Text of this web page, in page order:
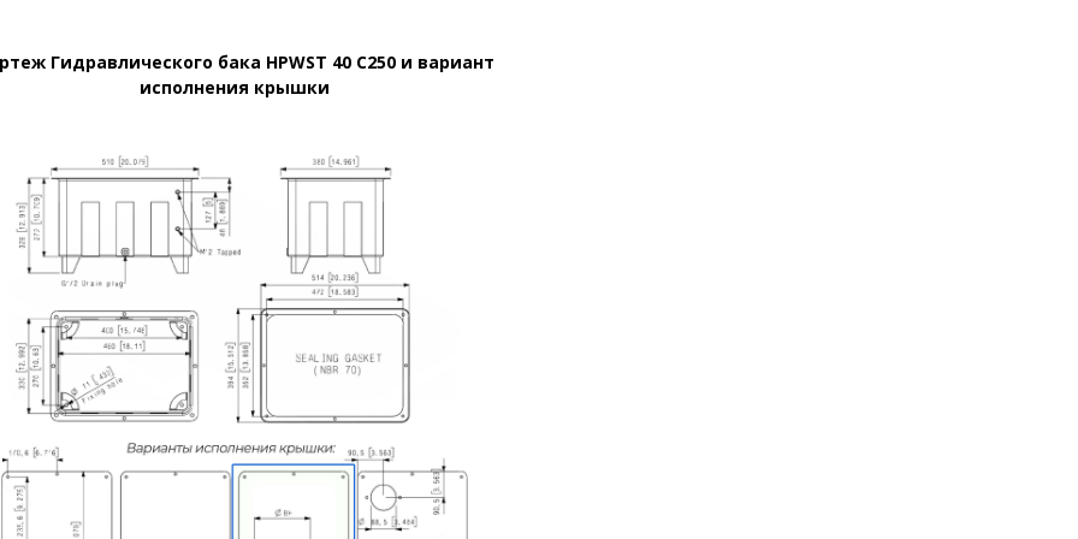
Гидравлического бака HPWST 40 C250и вариант
исполнения крышки